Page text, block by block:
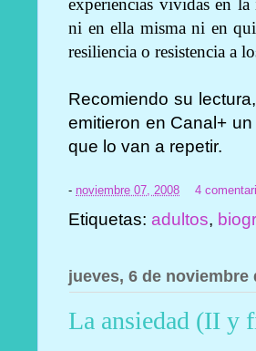
experiencias vividas en
ni en ella misma ni en
resiliencia o resistencia a
Recomiendo su
emitieron en Canal+
que lo van a repetir.
- noviembre 07, 2008 4
Etiquetas:adultos,
jueves, 6 de noviembre
La ansiedad (II y